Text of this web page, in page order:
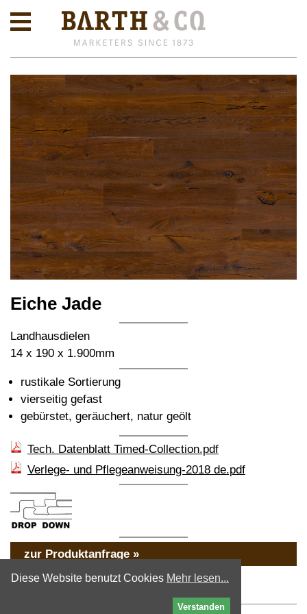
Diese Website benutzt Cookies Mehr lesen...
Verstanden
Eiche Jade
Landhausdielen
14 x 190 x 1.900mm
rustikale Sortierung
vierseitig gefast
gebürstet, geräuchert, natur geölt
Tech. Datenblatt Timed-Collection.pdf
Verlege- und Pflegeanweisung-2018 de.pdf
zur Produktanfrage »
« zurück